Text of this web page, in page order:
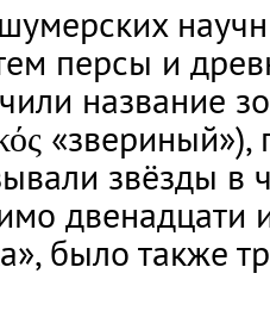
персы и
название
«звериный»),
звёзды в
двенадцати
было также